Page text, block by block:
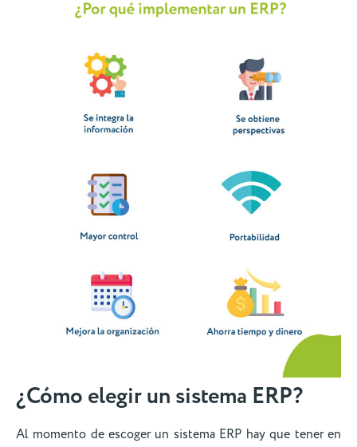
¿Cómo elegir un sistema ERP?
Al momento de escoger un sistema ERP hay que tener en